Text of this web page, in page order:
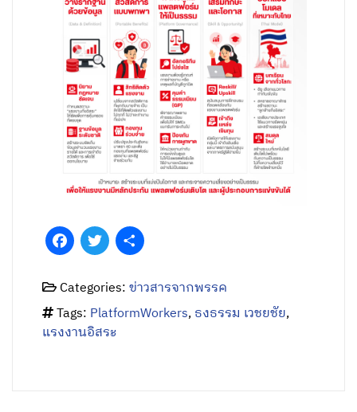
FacebookTwitter
Categories:ข่าวสารจากพรรค
Tags: PlatformWorkers,ธงธรรม เวชยชัย,
แรงงานอิสระ